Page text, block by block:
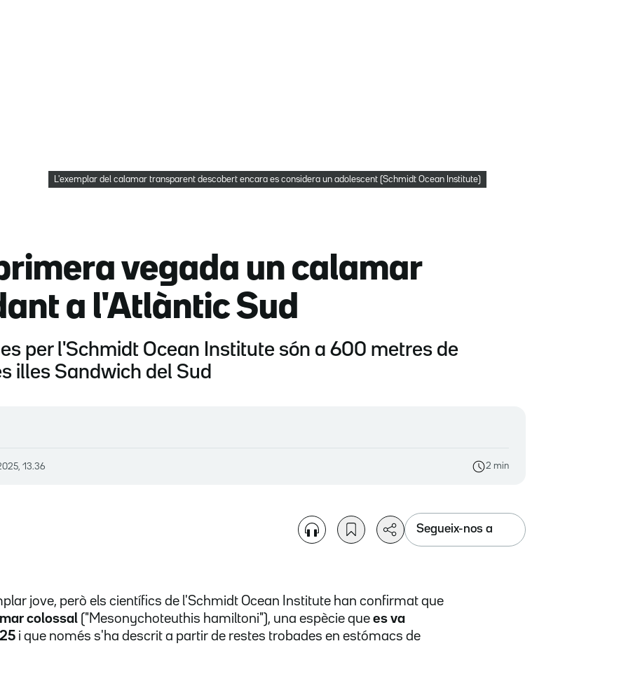
L'exemplar del calamar transparent descobert encara es considera un adolescent (Schmidt Ocean Institute)
vegada un calamar
a l'Atlàntic Sud
per l'Schmidt Ocean Institute són a 600 metres de
illes Sandwich del Sud
13.36 2 min
Segueix-nos a
jove, però els científics de l'Schmidt Ocean Institute han confirmat que
colossal ("Mesonychoteuthis hamiltoni"), una espècie que es va
i que només s'ha descrit a partir de restes trobades en estómacs de